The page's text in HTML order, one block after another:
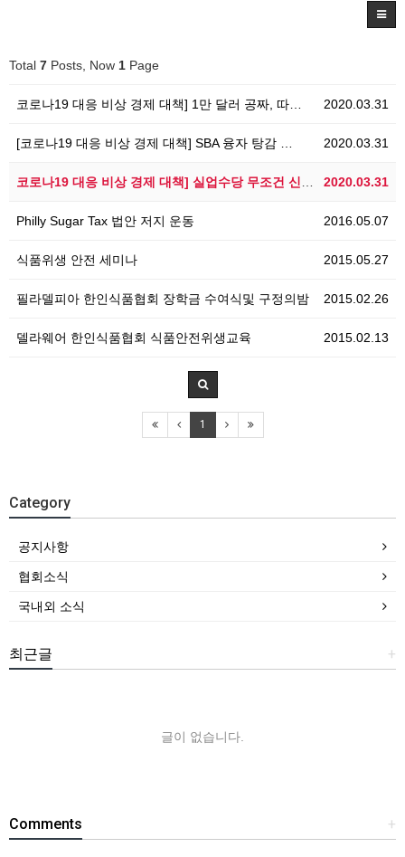
Total 7 Posts, Now 1 Page
2020.03.31
코로나19 대응 비상 경제 대책] 1만 달러 공짜, 따…
2020.03.31
[코로나19 대응 비상 경제 대책] SBA 융자 탕감 …
2020.03.31
코로나19 대응 비상 경제 대책] 실업수당 무조건 신청…
2016.05.07
Philly Sugar Tax 법안 저지 운동
2015.05.27
식품위생 안전 세미나
2015.02.26
필라델피아 한인식품협회 장학금 수여식및 구정의밤
2015.02.13
델라웨어 한인식품협회 식품안전위생교육
1
Category
공지사항
협회소식
국내외 소식
+
최근글
글이 없습니다.
+
Comments